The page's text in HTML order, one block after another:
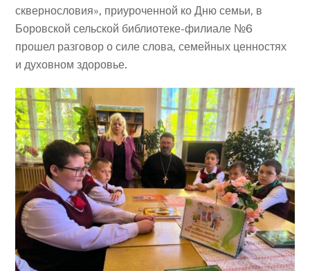
сквернословия», приуроченной ко Дню семьи, в
Боровской сельской библиотеке-филиале №6
прошел разговор о силе слова, семейных ценностях
и духовном здоровье.